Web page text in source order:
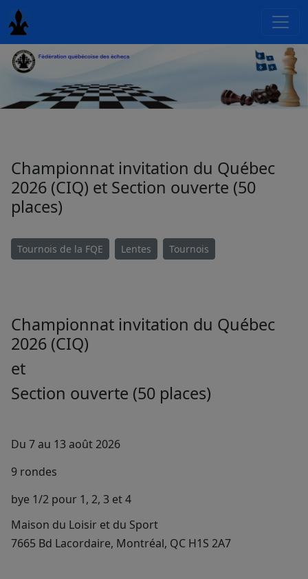
Championnat invitation du Québec
2026 (CIQ) et Section ouverte (50
places)
Tournois de la FQE Lentes Tournois
Championnat invitation du Québec
2026 (CIQ)
et
Section ouverte (50 places)
Du 7 au 13 août 2026
9 rondes
bye 1/2 pour 1, 2, 3 et 4
Maison du Loisir et du Sport
7665 Bd Lacordaire, Montréal, QC H1S 2A7